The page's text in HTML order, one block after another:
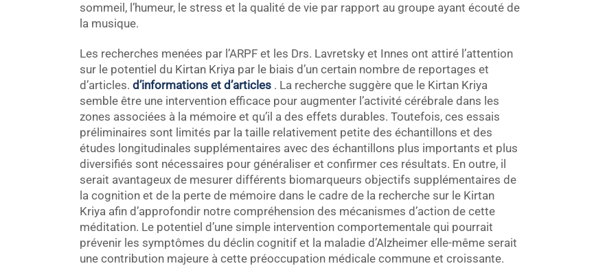
sommeil, l’humeur, le stress et la qualité de vie par rapport au groupe ayant écouté de
la musique.
Les recherches menées par l’ARPF et les Drs. Lavretsky et Innes ont attiré l’attention
sur le potentiel du Kirtan Kriya par le biais d’un certain nombre de reportages et
d’articles. d’informations et d’articles . La recherche suggère que le Kirtan Kriya
semble être une intervention efficace pour augmenter l’activité cérébrale dans les
zones associées à la mémoire et qu’il a des effets durables. Toutefois, ces essais
préliminaires sont limités par la taille relativement petite des échantillons et des
études longitudinales supplémentaires avec des échantillons plus importants et plus
diversifiés sont nécessaires pour généraliser et confirmer ces résultats. En outre, il
serait avantageux de mesurer différents biomarqueurs objectifs supplémentaires de
la cognition et de la perte de mémoire dans le cadre de la recherche sur le Kirtan
Kriya afin d’approfondir notre compréhension des mécanismes d’action de cette
méditation. Le potentiel d’une simple intervention comportementale qui pourrait
prévenir les symptômes du déclin cognitif et la maladie d’Alzheimer elle-même serait
une contribution majeure à cette préoccupation médicale commune et croissante.